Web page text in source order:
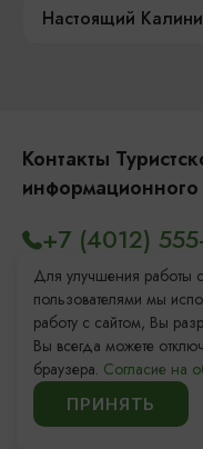
Настоящий
Контакты
информационного
Площадь Победы, 1
ул. Октябрьская, 2/3
+7 (4012)
8 (800) 200-
info@visit-
Для улучшения работы
пользователями мы
работу с сайтом, Вы
Вы всегда можете
браузера. Согласие на
ПРИНЯТЬ